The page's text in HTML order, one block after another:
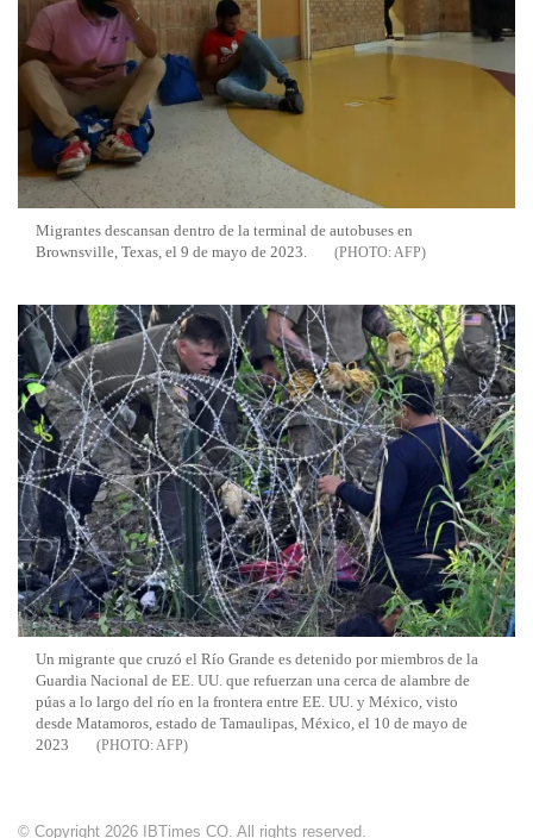
Migrantes descansan dentro de la terminal de autobuses en
Brownsville, Texas, el 9 de mayo de 2023.
AFP
Un migrante que cruzó el Río Grande es detenido por miembros de la
Guardia Nacional de EE. UU. que refuerzan una cerca de alambre de
púas a lo largo del río en la frontera entre EE. UU. y México, visto
desde Matamoros, estado de Tamaulipas, México, el 10 de mayo de
2023
AFP
© Copyright 2026 IBTimes CO. All rights reserved.